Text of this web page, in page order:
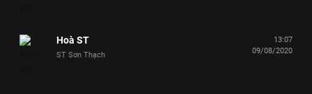
Hoà ST
ST Sơn Thạch
13:07
09/08/2020